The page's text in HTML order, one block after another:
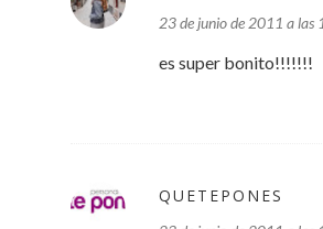
23 de junio de 2011 a las
es super bonito!!!!!!!
QUETEPONES